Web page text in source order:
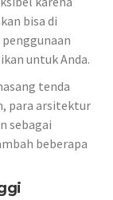
bisa di
untuk Anda.
tenda
para arsitektur
sebagai
beberapa